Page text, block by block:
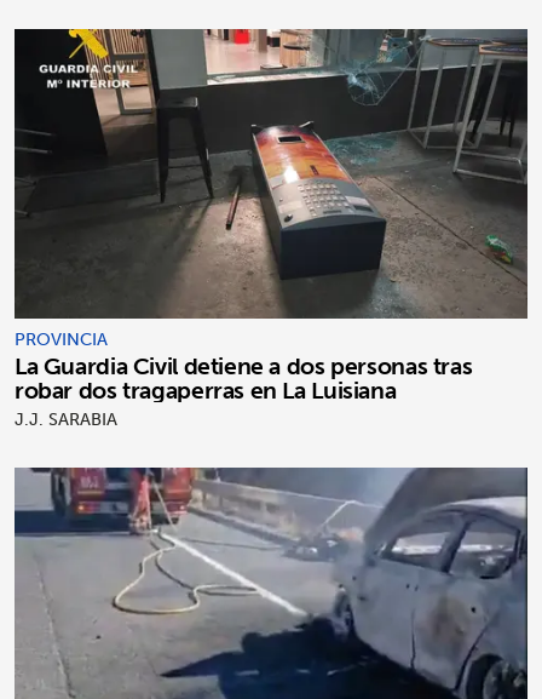
PROVINCIA
La Guardia Civil detiene a dos personas tras
robar dos tragaperras en La Luisiana
J.J. SARABIA